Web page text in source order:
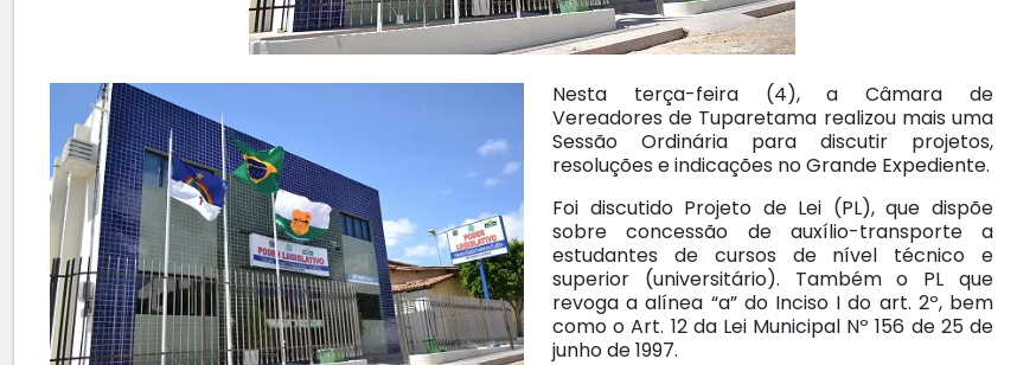
Nesta terça-feira (4), a Câmara de
Vereadores de Tuparetama realizou mais uma
Sessão Ordinária para discutir projetos,
resoluções e indicações no Grande Expediente.
Foi discutido Projeto de Lei (PL), que dispõe
sobre concessão de auxílio-transporte a
estudantes de cursos de nível técnico e
superior (universitário). Também o PL que
revoga a alínea “a” do Inciso I do art. 2º, bem
como o Art. 12 da Lei Municipal Nº 156 de 25 de
junho de 1997.